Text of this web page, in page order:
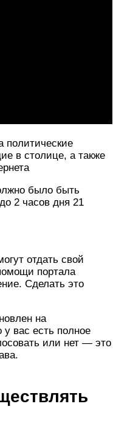
в столице, а также
было быть
2 часов дня 21
отдать свой
портала
Сделать это
на
вас есть полное
или нет — это